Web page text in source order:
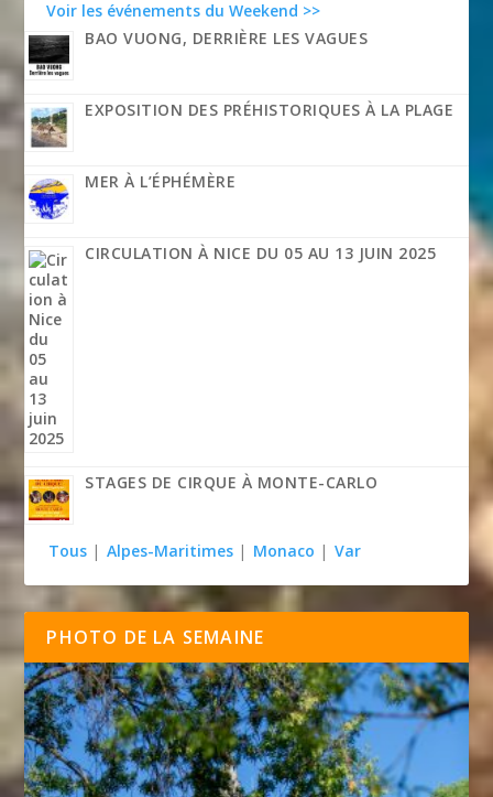
Voir les événements du Weekend >>
BAO VUONG, DERRIÈRE LES VAGUES
EXPOSITION DES PRÉHISTORIQUES À LA PLAGE
MER À L’ÉPHÉMÈRE
CIRCULATION À NICE DU 05 AU 13 JUIN 2025
STAGES DE CIRQUE À MONTE-CARLO
Tous | Alpes-Maritimes | Monaco | Var
PHOTO DE LA SEMAINE